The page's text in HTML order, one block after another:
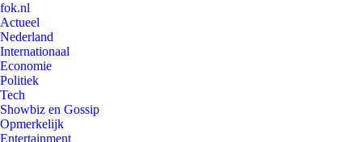
fok.nl
Actueel
Nederland
Internationaal
Economie
Politiek
Tech
Showbiz en Gossip
Opmerkelijk
Entertainment